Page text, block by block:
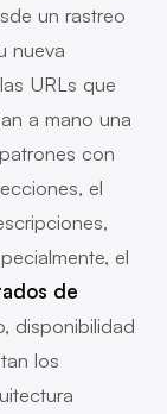
un rastreo
nueva
URLs que
a mano una
con
el
el
de
disponibilidad
los